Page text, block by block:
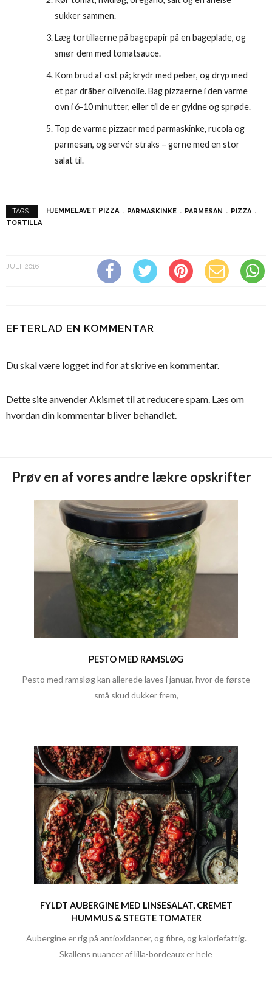
sukker sammen.
Læg tortillaerne på bagepapir på en bageplade, og
smør dem med tomatsauce.
Kom brud af ost på; krydr med peber, og dryp med
et par dråber olivenolie. Bag pizzaerne i den varme
ovn i 6-10 minutter, eller til de er gyldne og sprøde.
Top de varme pizzaer med parmaskinke, rucola og
parmesan, og servér straks – gerne med en stor
salat til.
TAGS : HJEMMELAVET PIZZA PARMASKINKE PARMESAN
PIZZA
TORTILLA
JULI, 2016
EFTERLAD EN KOMMENTAR
Du skal være logget indfor at skrive en kommentar.
Dette site anvender Akismet til at reducere spam. Læs om
hvordan din kommentar bliver behandlet.
Prøv en af vores andre lækre opskrifter
PESTO MED RAMSLØG
Pesto med ramsløg kan allerede laves i januar, hvor de første
små skud dukker frem,
FYLDT AUBERGINE MED LINSESALAT, CREMET
HUMMUS & STEGTE TOMATER
Aubergine er rig på antioxidanter, og fibre, og kaloriefattig.
Skallens nuancer af lilla-bordeaux er hele